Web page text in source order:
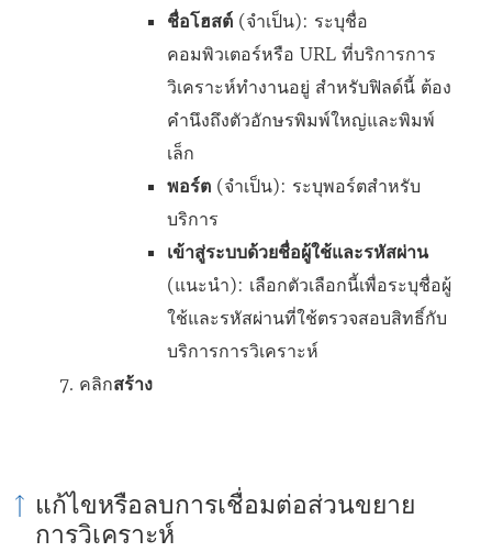
ชื่อโฮสต์ (จำเป็น): ระบุชื่อ
คอมพิวเตอร์หรือ URL ที่บริการการ
วิเคราะห์ทำงานอยู่ สำหรับฟิลด์นี้ ต้อง
คำนึงถึงตัวอักษรพิมพ์ใหญ่และพิมพ์
เล็ก
พอร์ต (จำเป็น): ระบุพอร์ตสำหรับ
บริการ
เข้าสู่ระบบด้วยชื่อผู้ใช้และรหัสผ่าน
(แนะนำ): เลือกตัวเลือกนี้เพื่อระบุชื่อผู้
ใช้และรหัสผ่านที่ใช้ตรวจสอบสิทธิ์กับ
บริการการวิเคราะห์
คลิกสร้าง
แก้ไขหรือลบการเชื่อมต่อส่วนขยาย
การวิเคราะห์